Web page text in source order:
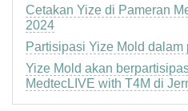
Cetakan Yize di Pameran
2024
Partisipasi Yize Mold
Yize Mold akan
MedtecLIVE with T4M di